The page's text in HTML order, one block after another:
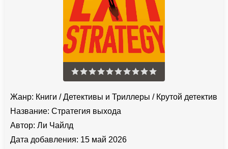
Жанр: Книги /Детективы и Триллеры / Крутой детектив
Название: Стратегия выхода
Автор: Ли Чайлд
Дата добавления: 15 май 2026